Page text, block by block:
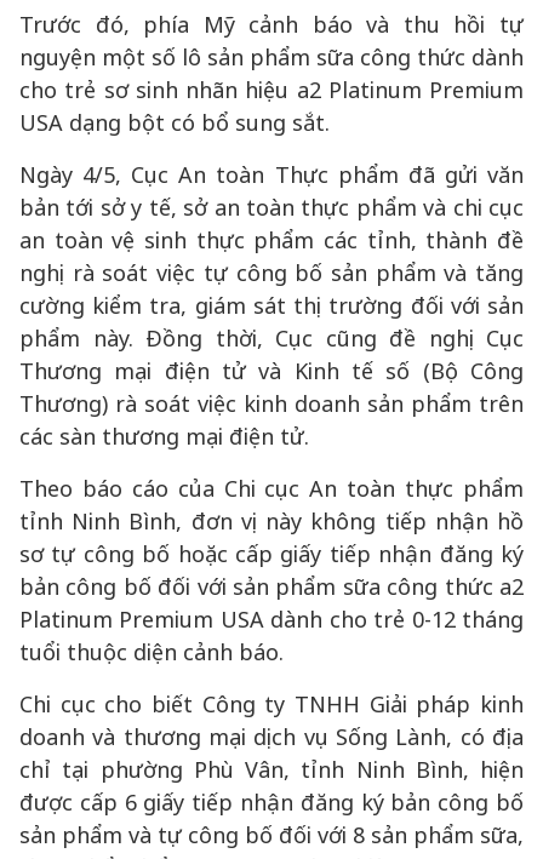
Trước đó, phía Mỹ cảnh báo và thu hồi tự
nguyện một số lô sản phẩm sữa công thức dành
cho trẻ sơ sinh nhãn hiệu a2 Platinum Premium
USA dạng bột có bổ sung sắt.
Ngày 4/5, Cục An toàn Thực phẩm đã gửi văn
bản tới sở y tế, sở an toàn thực phẩm và chi cục
an toàn vệ sinh thực phẩm các tỉnh, thành đề
nghị rà soát việc tự công bố sản phẩm và tăng
cường kiểm tra, giám sát thị trường đối với sản
phẩm này. Đồng thời, Cục cũng đề nghị Cục
Thương mại điện tử và Kinh tế số (Bộ Công
Thương) rà soát việc kinh doanh sản phẩm trên
các sàn thương mại điện tử.
Theo báo cáo của Chi cục An toàn thực phẩm
tỉnh Ninh Bình, đơn vị này không tiếp nhận hồ
sơ tự công bố hoặc cấp giấy tiếp nhận đăng ký
bản công bố đối với sản phẩm sữa công thức a2
Platinum Premium USA dành cho trẻ 0-12 tháng
tuổi thuộc diện cảnh báo.
Chi cục cho biết Công ty TNHH Giải pháp kinh
doanh và thương mại dịch vụ Sống Lành, có địa
chỉ tại phường Phù Vân, tỉnh Ninh Bình, hiện
được cấp 6 giấy tiếp nhận đăng ký bản công bố
sản phẩm và tự công bố đối với 8 sản phẩm sữa,